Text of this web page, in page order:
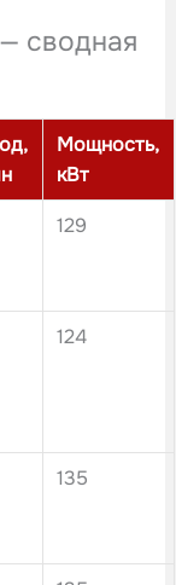
сводная
Мощность,
кВт
129
124
135